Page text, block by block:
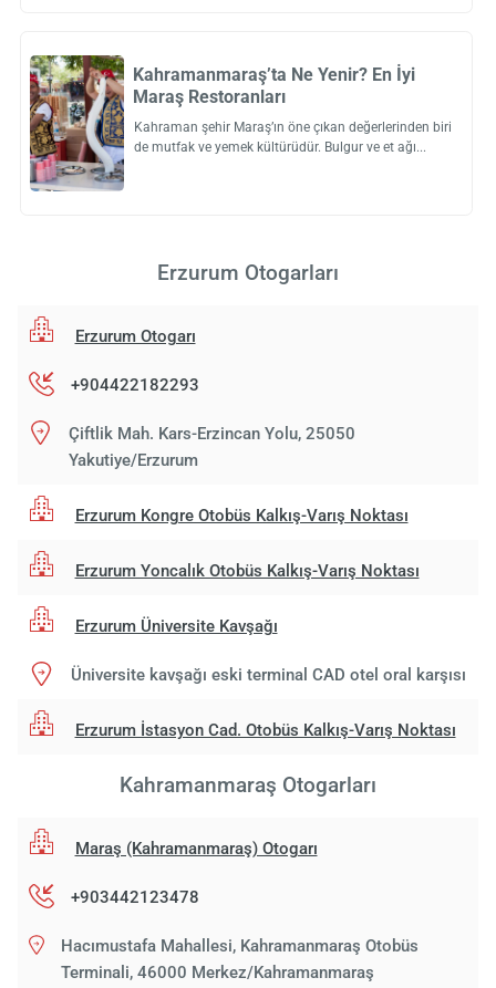
Kahramanmaraş’ta Ne Yenir? En İyi
Maraş Restoranları
Kahraman şehir Maraş’ın öne çıkan değerlerinden biri
de mutfak ve yemek kültürüdür. Bulgur ve et ağı
Erzurum Otogarları
Erzurum Otogarı
+904422182293
Çiftlik Mah. Kars-Erzincan Yolu, 25050
Yakutiye/Erzurum
Erzurum Kongre Otobüs Kalkış-Varış Noktası
Erzurum Yoncalık Otobüs Kalkış-Varış Noktası
Erzurum Üniversite Kavşağı
Üniversite kavşağı eski terminal CAD otel oral karşısı
Erzurum İstasyon Cad. Otobüs Kalkış-Varış Noktası
Kahramanmaraş Otogarları
Maraş (Kahramanmaraş) Otogarı
+903442123478
Hacımustafa Mahallesi, Kahramanmaraş Otobüs
Terminali, 46000 Merkez/Kahramanmaraş